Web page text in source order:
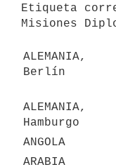
Etiqueta
Misiones
ALEMANIA,
Berlín
ALEMANIA,
Hamburgo
ANGOLA
ARABIA